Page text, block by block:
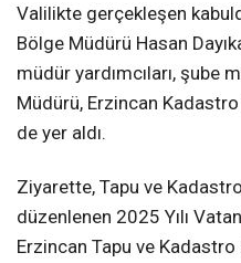
Valilikte gerçekleşen
Bölge Müdürü Hasan
müdür yardımcıları, şube
Müdürü, Erzincan
de yer aldı.
Ziyarette, Tapu ve
düzenlenen 2025 Yılı
Erzincan Tapu ve